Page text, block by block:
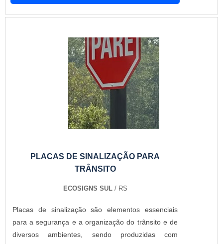
PLACAS DE SINALIZAÇÃO PARA
TRÂNSITO
ECOSIGNS SUL/ RS
Placas de sinalização são elementos essenciais
para a segurança e a organização do trânsito e de
diversos ambientes, sendo produzidas com